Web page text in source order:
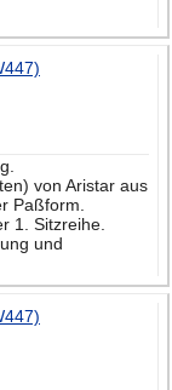
von Aristar aus
Paßform.
1. Sitzreihe.
und